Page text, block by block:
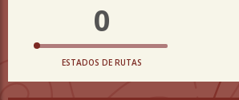
0
ESTADOS DE RUTAS